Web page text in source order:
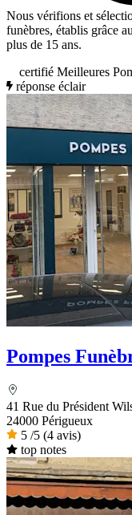
Nous vérifions et
funèbres, établis grâce
plus de 15 ans.
certifié Meilleures
réponse éclair
Pompes
41 Rue du Président
24000 Périgueux
5 /5 (4 avis)
top notes